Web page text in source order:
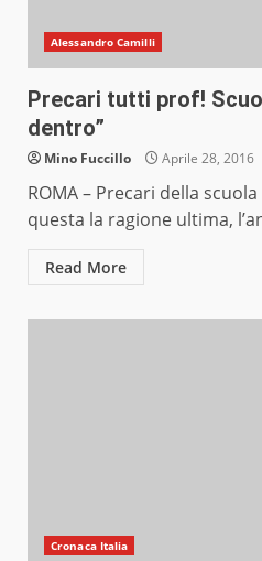
Alessandro Camilli
Precari tutti prof!
dentro”
Mino Fuccillo Aprile 28, 2016
ROMA – Precari della
questa la ragione ultima,
Read More
Cronaca Italia